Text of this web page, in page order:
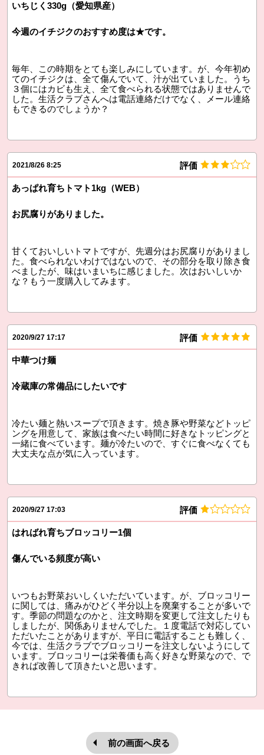
いちじく330g（愛知県産）
今週のイチジクのおすすめ度は★です。
毎年、この時期をとても楽しみにしています。が、今年初め
てのイチジクは、全て傷んでいて、汁が出ていました。うち
３個にはカビも生え、全て食べられる状態ではありませんで
した。生活クラブさんへは電話連絡だけでなく、メール連絡
もできるのでしょうか？
2021/8/26 8:25 評価
あっぱれ育ちトマト1kg（WEB）
お尻腐りがありました。
甘くておいしいトマトですが、先週分はお尻腐りがありまし
た。食べられないわけではないので、その部分を取り除き食
べましたが、味はいまいちに感じました。次はおいしいか
な？もう一度購入してみます。
2020/9/27 17:17 評価
中華つけ麺
冷蔵庫の常備品にしたいです
冷たい麺と熱いスープで頂きます。焼き豚や野菜などトッピ
ングを用意して、家族は食べたい時間に好きなトッピングと
一緒に食べています。麺が冷たいので、すぐに食べなくても
大丈夫な点が気に入っています。
2020/9/27 17:03 評価
はればれ育ちブロッコリー1個
傷んでいる頻度が高い
いつもお野菜おいしくいただいています。が、ブロッコリー
に関しては、痛みがひどく半分以上を廃棄することが多いで
す。季節の問題なのかと、注文時期を変更して注文したりも
しましたが、関係ありませんでした。１度電話で対応してい
ただいたことがありますが、平日に電話することも難しく、
今では、生活クラブでブロッコリーを注文しないようにして
います。ブロッコリーは栄養価も高く好きな野菜なので、で
きれば改善して頂きたいと思います。
前の画面へ戻る